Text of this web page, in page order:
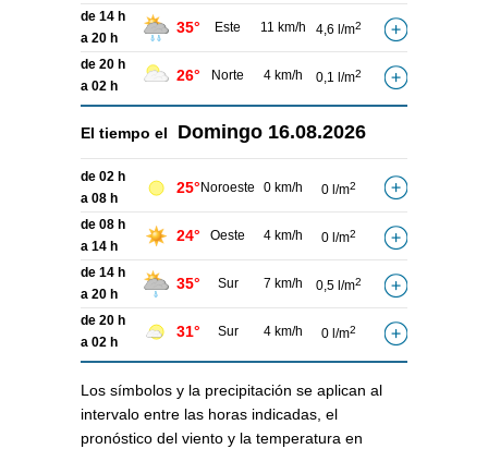
de 14 h
a 20 h
35° Este 11 km/h 4,6 l/m2
de 20 h
a 02 h
26° Norte 4 km/h 0,1 l/m2
El tiempo el Domingo 16.08.2026
de 02 h
a 08 h
25° Noroeste 0 km/h 0 l/m2
de 08 h
a 14 h
24° Oeste 4 km/h 0 l/m2
de 14 h
a 20 h
35° Sur 7 km/h 0,5 l/m2
de 20 h
a 02 h
31° Sur 4 km/h 0 l/m2
Los símbolos y la precipitación se aplican al
intervalo entre las horas indicadas, el
pronóstico del viento y la temperatura en